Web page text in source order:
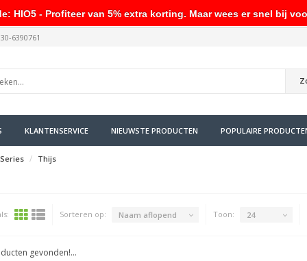
6390761
KLANTENSERVICE NIEUWSTE PRODUCTEN POPULAIRE
Series Thijs
Sorteren op: Naam aflopend Toon: 24
gevonden!...
- Profiteer van 5% extra korting. Maar wees er snel bij